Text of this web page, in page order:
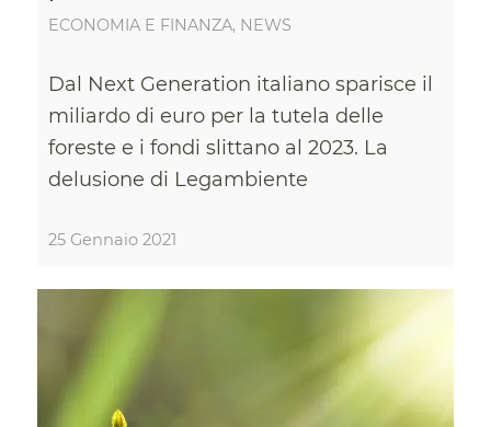
ECONOMIA E FINANZA, NEWS
Dal Next Generation italiano sparisce il
miliardo di euro per la tutela delle
foreste e i fondi slittano al 2023. La
delusione di Legambiente
25 Gennaio 2021